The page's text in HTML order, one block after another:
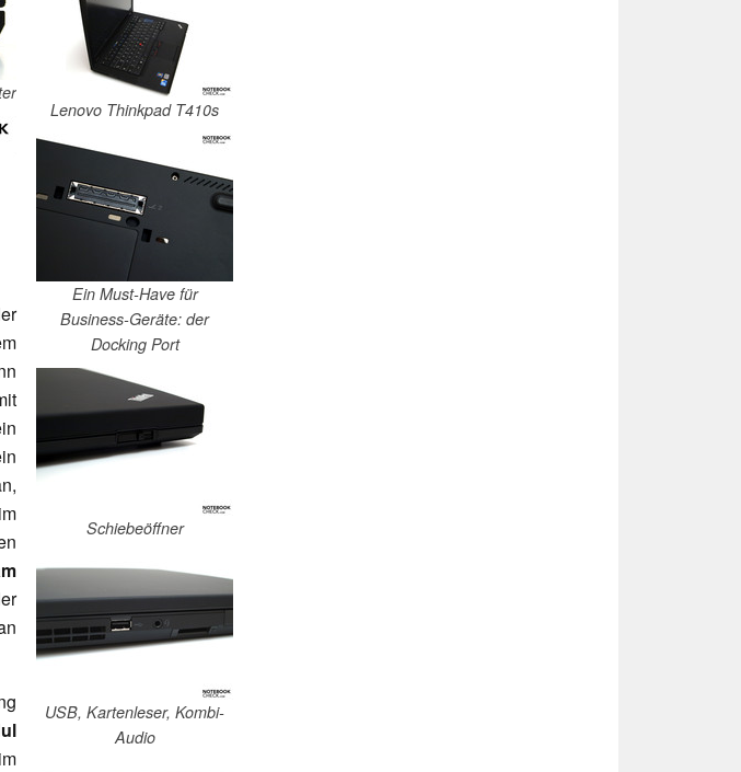
Lenovo Thinkpad T410s
Ein Must-Have für
Business-Geräte: der
Docking Port
Schiebeöffner
USB, Kartenleser, Kombi-
Audio